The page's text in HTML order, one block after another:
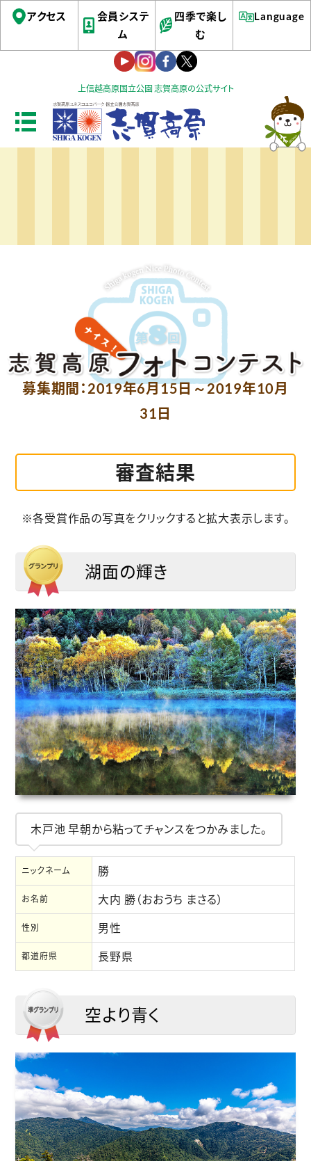
上信越高原国立公園 志賀高原の公式サイト
アクセス
会員システ
ム
四季で楽し
む
Language
募集期間：2019年6月15日～2019年10月
31日
審査結果
※各受賞作品の写真をクリックすると拡大表示します。
湖面の輝き
木戸池 早朝から粘ってチャンスをつかみました。
ニックネーム 勝
お名前 大内 勝（おおうち まさる）
性別 男性
都道府県 長野県
空より青く